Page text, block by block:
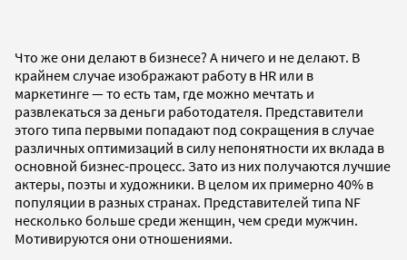
Что же они делают в бизнесе? А ничего и не делают. В
крайнем случае изображают работу в HR или в
маркетинге — то есть там, где можно мечтать и
развлекаться за деньги работодателя. Представители
этого типа первыми попадают под сокращения в случае
различных оптимизаций в силу непонятности их вклада в
основной бизнес-процесс. Зато из них получаются лучшие
актеры, поэты и художники. В целом их примерно 40% в
популяции в разных странах. Представителей типа NF
несколько больше среди женщин, чем среди мужчин.
Мотивируются они отношениями.